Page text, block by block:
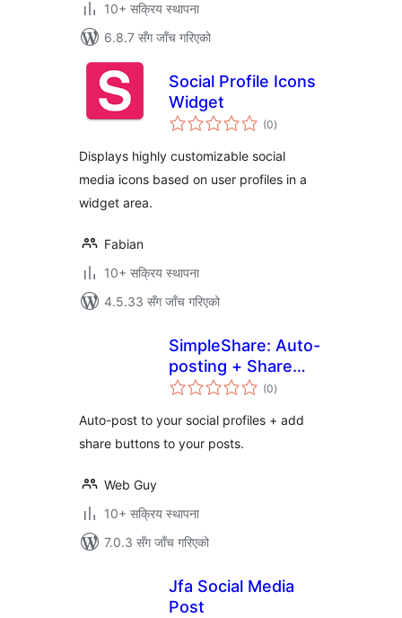
10+ सक्रिय स्थापना
6.8.7 सँग जाँच गरिएको
Social Profile Icons
Widget
(0कुल
रेटिङ्गहरू
)
Displays highly customizable social
media icons based on user profiles in a
widget area.
Fabian
10+ सक्रिय स्थापना
4.5.33 सँग जाँच गरिएको
SimpleShare: Auto-
posting + Share
Buttons for Social
(0कुल
रेटिङ्गहरू
)
Auto-post to your social profiles + add
share buttons to your posts.
Web Guy
10+ सक्रिय स्थापना
7.0.3 सँग जाँच गरिएको
Jfa Social Media
Post